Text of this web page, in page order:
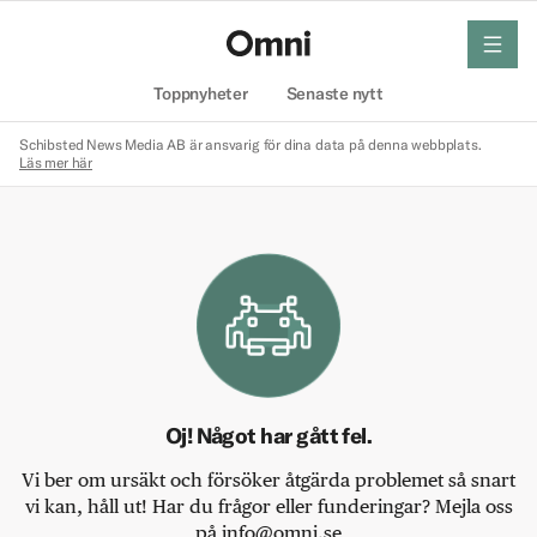
Toppnyheter Senaste nytt
meny
Schibsted News Media AB är ansvarig för dina data på denna webbplats.
Läs mer här
Oj! Något har gått fel.
Vi ber om ursäkt och försöker åtgärda problemet så snart
vi kan, håll ut! Har du frågor eller funderingar? Mejla oss